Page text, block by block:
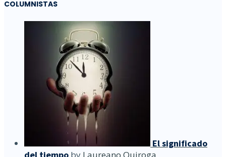
COLUMNISTAS
El significado